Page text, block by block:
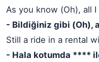
As you know (Oh), all I
- Bildiğiniz gibi (Oh),
Still a ride in a rental
- Hala kotumda ****